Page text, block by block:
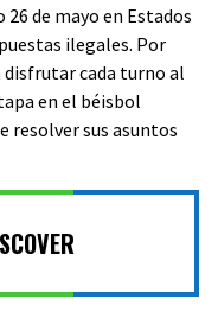
de mayo en Estados
ilegales. Por
disfrutar cada turno al
en el béisbol
resolver sus asuntos